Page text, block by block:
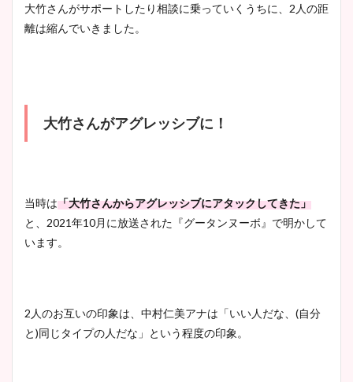
凄い！
まとめた！
大竹さんがサポートしたり相談に乗っていくうちに、2人の距
離は縮んでいきました。
大竹さんがアグレッシブに！
当時は「大竹さんからアグレッシブにアタックしてきた」
と、2021年10月に放送された『グータンヌーボ』で明かして
います。
2人のお互いの印象は、中村仁美アナは「いい人だな、(自分
と)同じタイプの人だな」という程度の印象。